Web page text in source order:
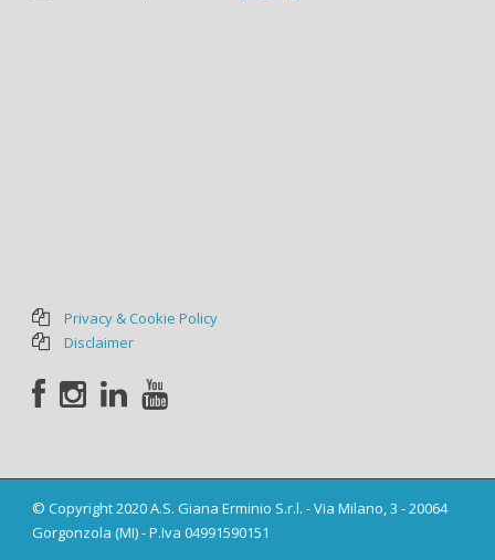
Privacy & Cookie Policy
Disclaimer
© Copyright 2020 A.S. Giana Erminio S.r.l. - Via Milano, 3 - 20064
Gorgonzola (MI) - P.Iva 04991590151